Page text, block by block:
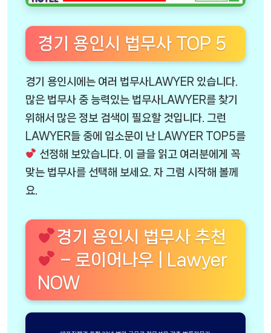
경기 용인시 법무사 TOP 5
경기 용인시에는 여러 법무사LAWYER 있습니다.
많은 법무사 중 능력있는 법무사LAWYER를 찾기
위해서 많은 정보 검색이 필요할 것입니다. 그런
LAWYER들 중에 입소문이 난 LAWYER TOP5를
선정해 보았습니다. 이 글을 읽고 여러분에게 꼭
맞는 법무사를 선택해 보세요. 자 그럼 시작해 볼께
요.
경기 용인시 법무사 추천
– 로이어나우 | Lawyer
NOW